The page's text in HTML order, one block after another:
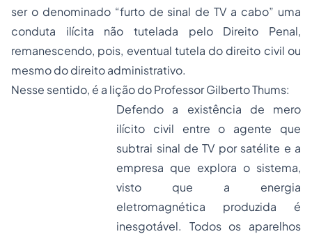
ser o denominado “furto de sinal de TV a cabo” uma
conduta ilícita não tutelada pelo Direito Penal,
remanescendo, pois, eventual tutela do direito civil ou
mesmo do direito administrativo.
Nesse sentido, é a lição do Professor Gilberto Thums:
Defendo a existência de mero
ilícito civil entre o agente que
subtrai sinal de TV por satélite e a
empresa que explora o sistema,
visto que a energia
eletromagnética produzida é
inesgotável. Todos os aparelhos